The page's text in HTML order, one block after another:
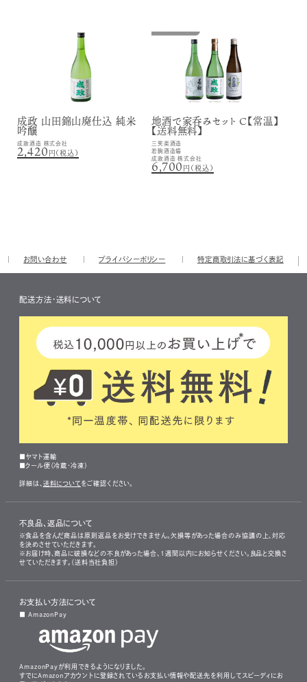
成政 山田錦山廃仕込 純米
吟醸
成政酒造 株式会社
2,420円（税込）
地酒で家呑みセット C【常温】
【送料無料】
三笑楽酒造
若駒酒造場
成政酒造 株式会社
6,700円（税込）
お問い合わせ プライバシーポリシー 特定商取引法に基づく表記
配送方法・送料について
■ヤマト運輸
■クール便（冷蔵・冷凍）
詳細は、 送料について をご確認ください。
不良品、返品について
※食品を含んだ商品は原則返品をお受けできません。欠損等があった場合のみ協議の上、対応
を決めさせていただきます。
※お届け時、商品に破損などの不良があった場合、1週間以内にお知らせください。良品と交換さ
せていただきます。（送料当社負担）
お支払い方法について
■ AmazonPay
AmazonPayが利用できるようになりました。
すでにAmazonアカウントに登録されているお支払い情報や配送先を利用してスピーディにお